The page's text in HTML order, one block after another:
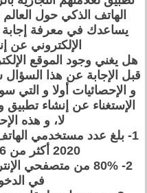
الهاتف الذكي حول
يساعدك في معرفة
الإلكتروني عن
هل يغني وجود الموقع
قبل الإجابة عن هذا
و الإحصائيات أولا و
الإستغناء عن إنشاء تطبيق
لا، و هذه
1- بلغ عدد مستخدمي
2020 أكثر من 4.6 مليون مستخدم.
2- 80% من متصفحي
في